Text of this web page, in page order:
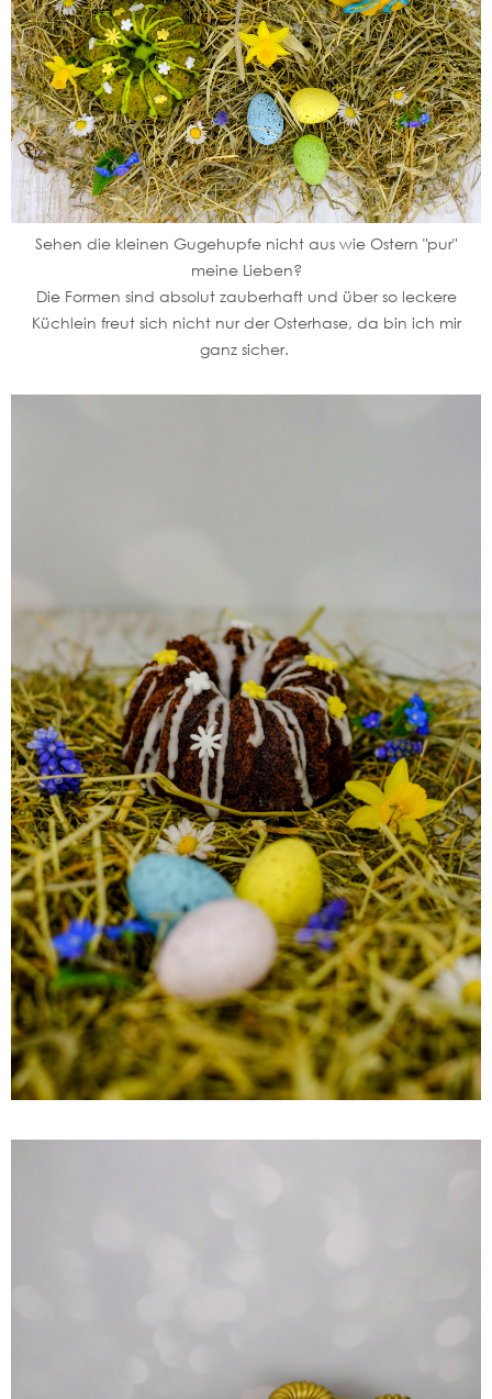
Sehen die kleinen Gugehupfe nicht aus wie Ostern "pur"
meine Lieben?
Die Formen sind absolut zauberhaft und über so leckere
Küchlein freut sich nicht nur der Osterhase, da bin ich mir
ganz sicher.